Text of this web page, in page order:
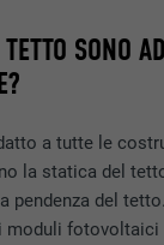
SONO
a tutte le
la statica del
pendenza del
moduli